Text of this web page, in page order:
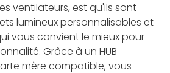
ventilateurs, est qu'ils sont
lumineux personnalisables et
vous convient le mieux pour
Grâce à un HUB
mère compatible, vous